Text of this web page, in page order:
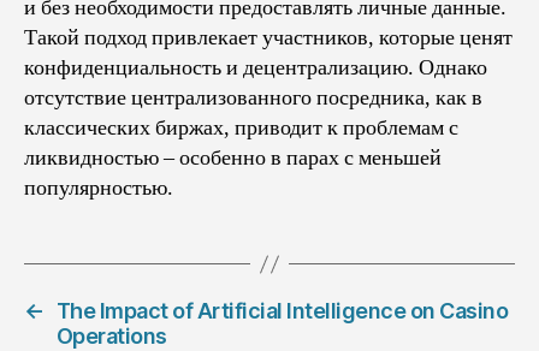
и без необходимости предоставлять личные данные.
Такой подход привлекает участников, которые ценят
конфиденциальность и децентрализацию. Однако
отсутствие централизованного посредника, как в
классических биржах, приводит к проблемам с
ликвидностью – особенно в парах с меньшей
популярностью.
←
The Impact of Artificial Intelligence on Casino
Operations